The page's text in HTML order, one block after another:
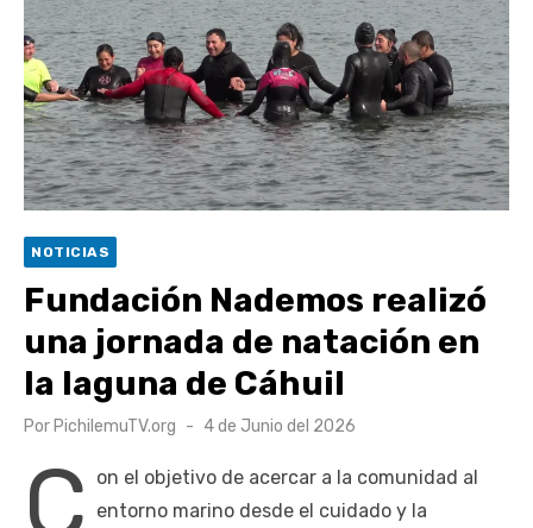
UOH y Municipalidad de Machalí suscriben convenio para
esterilización de mascotas
Hospital de Santa Cruz y Atención Primaria fortalecen
alianza para mejorar el acceso a la atención
gastroenterológica
Rector y diputado Neumann se refieren a cuestionamientos
Valparaíso vuelve a posicionarse como la ciudad con la
conexión a internet más rápida del mundo
NOTICIAS
Fundación Nademos realizó
una jornada de natación en
la laguna de Cáhuil
Por PichilemuTV.org
Publicado
4 de Junio del 2026
C
on el objetivo de acercar a la comunidad al
entorno marino desde el cuidado y la